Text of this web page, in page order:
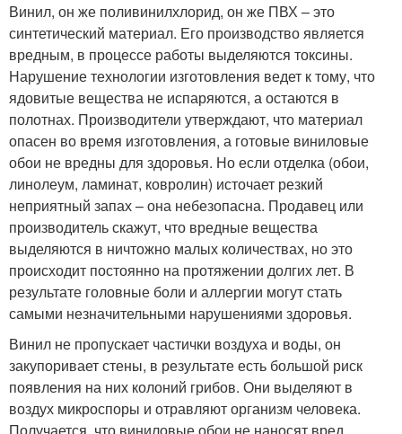
Винил, он же поливинилхлорид, он же ПВХ – это
синтетический материал. Его производство является
вредным, в процессе работы выделяются токсины.
Нарушение технологии изготовления ведет к тому, что
ядовитые вещества не испаряются, а остаются в
полотнах. Производители утверждают, что материал
опасен во время изготовления, а готовые виниловые
обои не вредны для здоровья. Но если отделка (обои,
линолеум, ламинат, ковролин) источает резкий
неприятный запах – она небезопасна. Продавец или
производитель скажут, что вредные вещества
выделяются в ничтожно малых количествах, но это
происходит постоянно на протяжении долгих лет. В
результате головные боли и аллергии могут стать
самыми незначительными нарушениями здоровья.
Винил не пропускает частички воздуха и воды, он
закупоривает стены, в результате есть большой риск
появления на них колоний грибов. Они выделяют в
воздух микроспоры и отравляют организм человека.